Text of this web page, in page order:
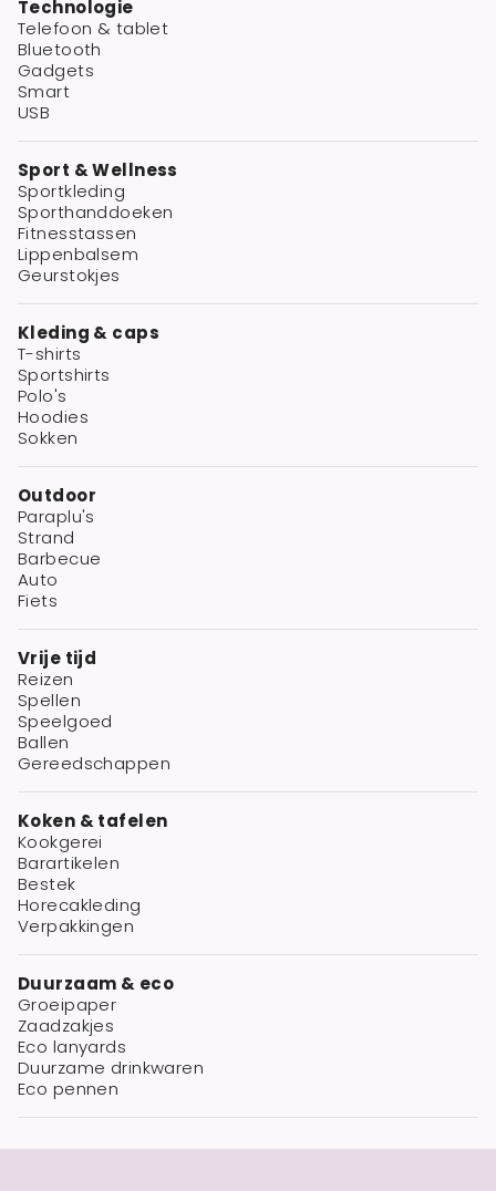
Technologie
Telefoon & tablet
Bluetooth
Gadgets
Smart
USB
Sport & Wellness
Sportkleding
Sporthanddoeken
Fitnesstassen
Lippenbalsem
Geurstokjes
Kleding & caps
T-shirts
Sportshirts
Polo's
Hoodies
Sokken
Outdoor
Paraplu's
Strand
Barbecue
Auto
Fiets
Vrije tijd
Reizen
Spellen
Speelgoed
Ballen
Gereedschappen
Koken & tafelen
Kookgerei
Barartikelen
Bestek
Horecakleding
Verpakkingen
Duurzaam & eco
Groeipaper
Zaadzakjes
Eco lanyards
Duurzame drinkwaren
Eco pennen